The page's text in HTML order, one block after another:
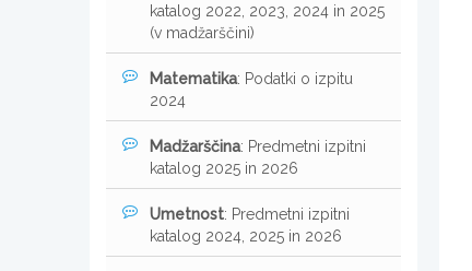
katalog 2022, 2023, 2024 in 2025
(v madžarščini)
Matematika: Podatki o izpitu
2024
Madžarščina: Predmetni izpitni
katalog 2025 in 2026
Umetnost: Predmetni izpitni
katalog 2024, 2025 in 2026